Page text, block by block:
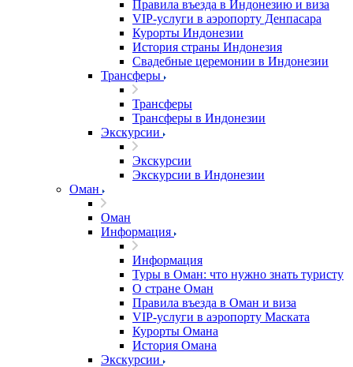
Правила въезда в Индонезию и виза
VIP-услуги в аэропорту Денпасара
Курорты Индонезии
История страны Индонезия
Свадебные церемонии в Индонезии
Трансферы
Трансферы
Трансферы в Индонезии
Экскурсии
Экскурсии
Экскурсии в Индонезии
Оман
Оман
Информация
Информация
Туры в Оман: что нужно знать туристу
О стране Оман
Правила въезда в Оман и виза
VIP-услуги в аэропорту Маската
Курорты Омана
История Омана
Экскурсии